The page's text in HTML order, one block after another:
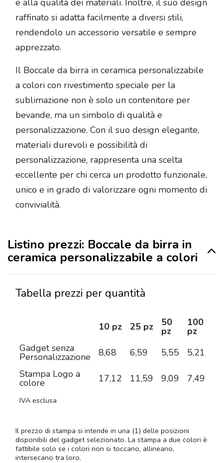
e alla qualità dei materiali. Inoltre, il suo design
raffinato si adatta facilmente a diversi stili,
rendendolo un accessorio versatile e sempre
apprezzato.
Il Boccale da birra in ceramica personalizzabile
a colori con rivestimento speciale per la
sublimazione non è solo un contenitore per
bevande, ma un simbolo di qualità e
personalizzazione. Con il suo design elegante,
materiali durevoli e possibilità di
personalizzazione, rappresenta una scelta
eccellente per chi cerca un prodotto funzionale,
unico e in grado di valorizzare ogni momento di
convivialità.
Listino prezzi: Boccale da birra in
ceramica personalizzabile a colori
Tabella prezzi per quantità
10 pz 25 pz 50
pz
100
pz
Gadget senza
Personalizzazione 8,68 6,59 5,55 5,21
Stampa Logo a
colore 17,12 11,59 9,09 7,49
IVA esclusa
Il prezzo di stampa si intende in una (1) delle posizioni
disponibili del gadget selezionato. La stampa a due colori è
fattibile solo se i colori non si toccano, allineano,
intersecano tra loro.